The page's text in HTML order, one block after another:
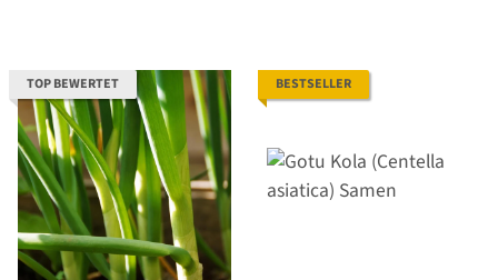
TOP BEWERTET BESTSELLER